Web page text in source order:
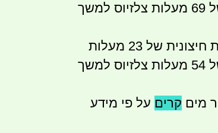
צלזיוס המיכל שומר חום של 69 מעלות צלזיוס למשך
בתנאי טמפרטורה סביבתית חיצונית של 23 מעלות
צלזיוס המיכל שומר חום של 54 מעלות צלזיוס למשך
מים קרים על פי מידע